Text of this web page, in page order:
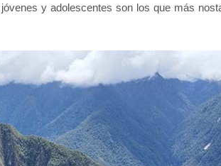
y adolescentes son los que más